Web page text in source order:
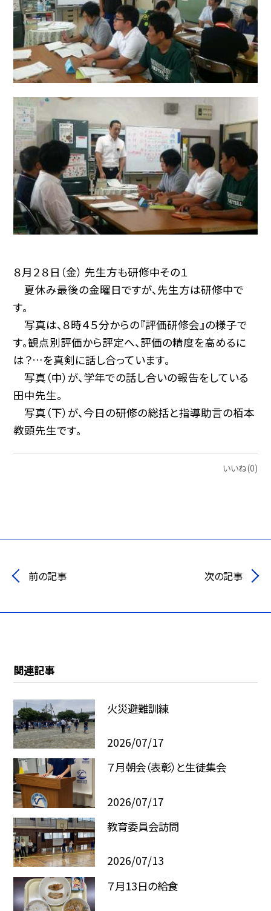
８月２８日（金） 先生方も研修中その１
夏休み最後の金曜日ですが、先生方は研修中で
す。
写真は、８時４５分からの『評価研修会』の様子で
す。観点別評価から評定へ、評価の精度を高めるに
は？…を真剣に話し合っています。
写真（中）が、学年での話し合いの報告をしている
田中先生。
写真（下）が、今日の研修の総括と指導助言の栢本
教頭先生です。
いいね(0)
前の記事 次の記事
関連記事
火災避難訓練
2026/07/17
７月朝会（表彰）と生徒集会
2026/07/17
教育委員会訪問
2026/07/13
７月13日の給食